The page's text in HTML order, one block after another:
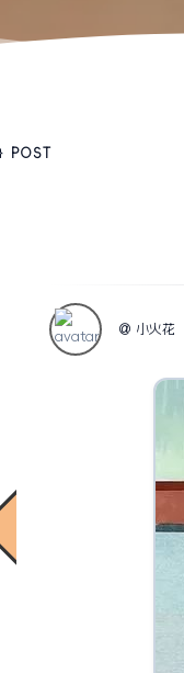
POST
小火花